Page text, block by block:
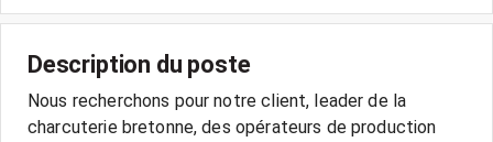
Description du poste
Nous recherchons pour notre client, leader de la
charcuterie bretonne, des opérateurs de production